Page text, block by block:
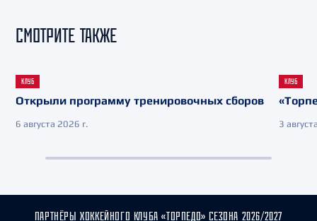
СМОТРИТЕ ТАКЖЕ
КЛУБ
Открыли программу тренировочных сборов
6 августа 2026 г.
КЛУБ
3
ПАРТНЁРЫ ХОККЕЙНОГО КЛУБА «ТОРПЕДО» СЕЗОНА 2026/2027